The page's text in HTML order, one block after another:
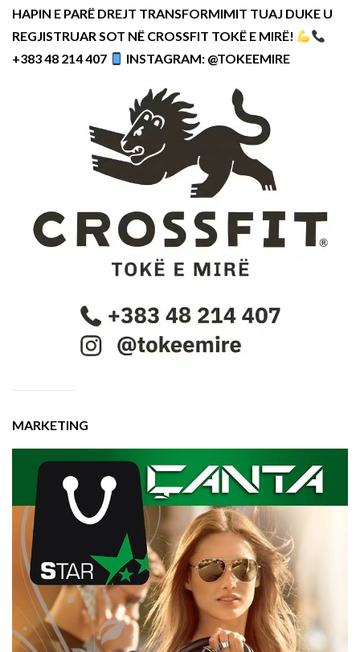
HAPIN E PARË DREJT TRANSFORMIMIT TUAJ DUKE U
REGJISTRUAR SOT NË CROSSFIT TOKË E MIRË!
+383 48 214 407
INSTAGRAM: @TOKEEMIRE
MARKETING